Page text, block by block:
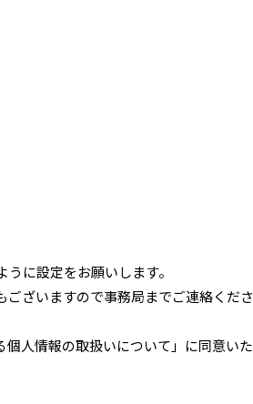
に設定をお願いします。
ざいますので事務局までご連絡くださ
人情報の取扱いについて」に同意いた